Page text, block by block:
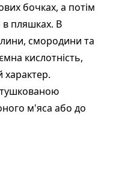
бочках, а потім
пляшках. В
смородини та
кислотність,
характер.
м'яса або до